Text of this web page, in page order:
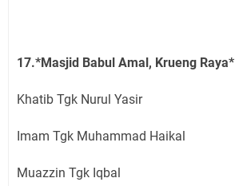
17.*Masjid Babul Amal, Krueng Raya*
Khatib Tgk Nurul Yasir
Imam Tgk Muhammad Haikal
Muazzin Tgk Iqbal